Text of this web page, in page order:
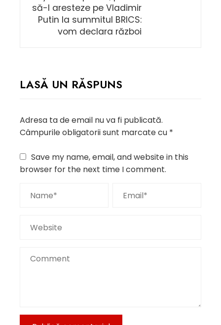
să-l aresteze pe Vladimir
Putin la summitul BRICS:
vom declara război
LASĂ UN RĂSPUNS
Adresa ta de email nu va fi publicată.
Câmpurile obligatorii sunt marcate cu *
Save my name, email, and website in this
browser for the next time I comment.